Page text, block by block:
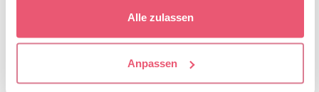
Alle zulassen
Anpassen